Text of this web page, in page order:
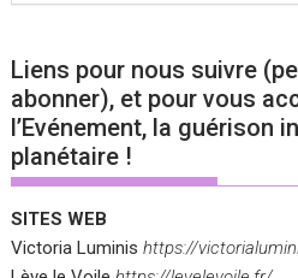
Liens pour nous suivre
abonner), et pour vous
l’Evénement, la guérison
planétaire !
SITES WEB
Victoria Luminishttps://